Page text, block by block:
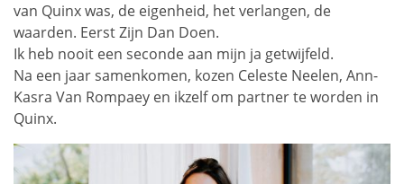
van Quinx was, de eigenheid, het verlangen, de
waarden. Eerst Zijn Dan Doen.
Ik heb nooit een seconde aan mijn ja getwijfeld.
Na een jaar samenkomen, kozen Celeste Neelen, Ann-
Kasra Van Rompaey en ikzelf om partner te worden in
Quinx.